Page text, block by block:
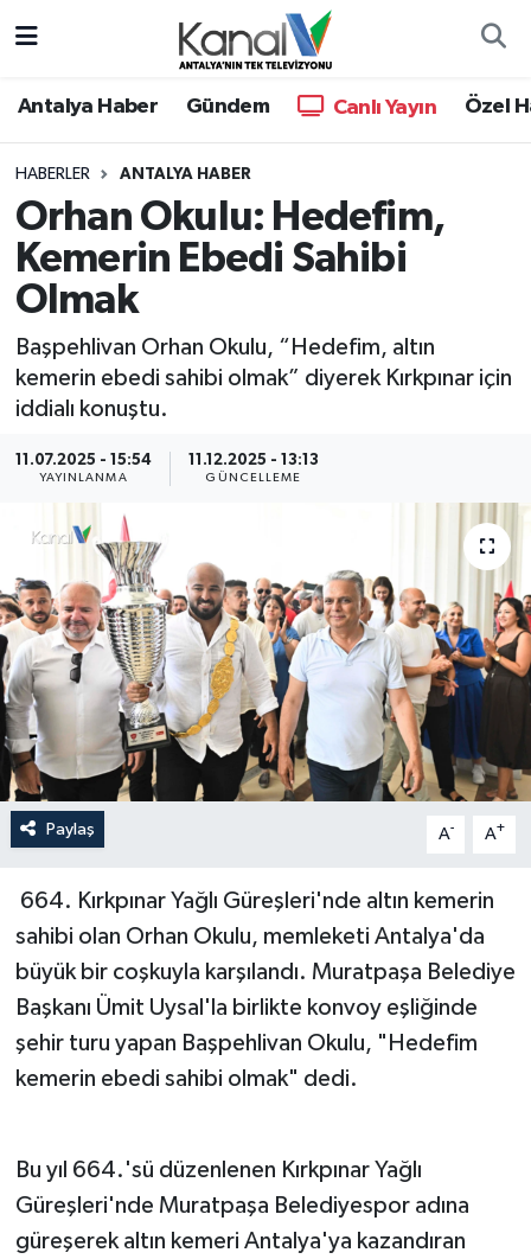
Antalya Haber Gündem Canlı Yayın Özel
HABERLER ANTALYA HABER
Orhan Okulu: Hedefim,
Kemerin Ebedi Sahibi
Olmak
Başpehlivan Orhan Okulu, “Hedefim, altın
kemerin ebedi sahibi olmak” diyerek Kırkpınar için
iddialı konuştu.
11.07.2025 - 15:54
YAYINLANMA
11.12.2025 - 13:13
GÜNCELLEME
Paylaş A- A+
664. Kırkpınar Yağlı Güreşleri'nde altın kemerin
sahibi olan Orhan Okulu, memleketi Antalya'da
büyük bir coşkuyla karşılandı. Muratpaşa Belediye
Başkanı Ümit Uysal'la birlikte konvoy eşliğinde
şehir turu yapan Başpehlivan Okulu, "Hedefim
kemerin ebedi sahibi olmak" dedi.
Bu yıl 664.'sü düzenlenen Kırkpınar Yağlı
Güreşleri'nde Muratpaşa Belediyespor adına
güreşerek altın kemeri Antalya'ya kazandıran
Antalya Haber
Dünya
Eğitim
Gündem
Günün Manşetleri
Haber Kuşakları
Haberler
KANALV Spor
Kültür Sanat
Magazin
Öğle Bülteni
Siyaset
Sosyal medya
Spor
Televizyon
Turizm
Hava Durumu
Trafik Durumu
Süper Lig Puan Durumu ve Fikstür
Son Dakika Haberleri
Haber Arşivi